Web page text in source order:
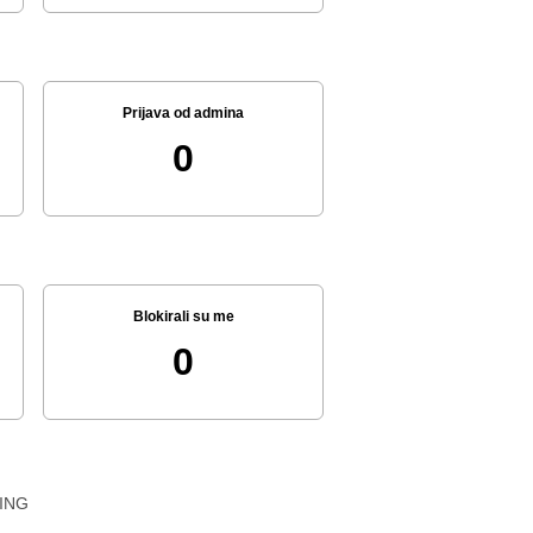
Prijava od admina
0
Blokirali su me
0